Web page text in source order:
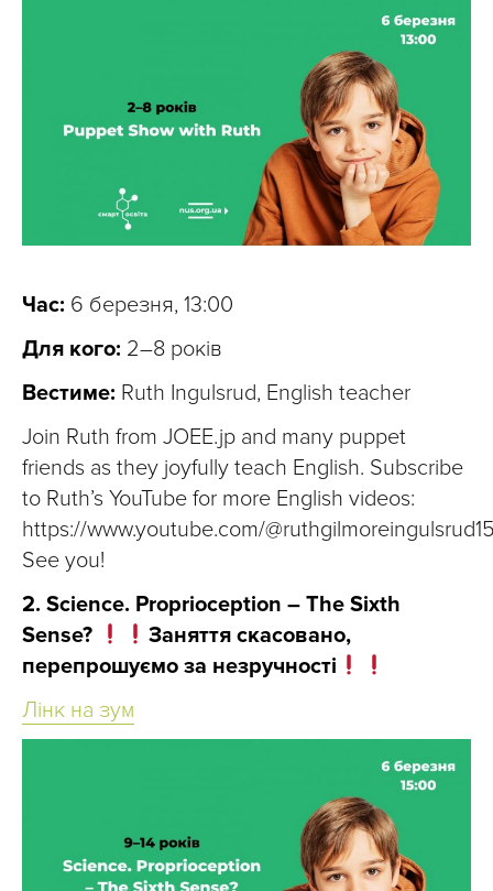
Час: 6 березня, 13:00
Для кого: 2–8 років
Вестиме: Ruth Ingulsrud, English teacher
Join Ruth from JOEE.jp and many puppet
friends as they joyfully teach English. Subscribe
to Ruth’s YouTube for more English videos:
https://www.youtube.com/
See you!
2. Science. Proprioception – The Sixth
Sense?
Заняття скасовано,
перепрошуємо за незручності
Лінк на зум